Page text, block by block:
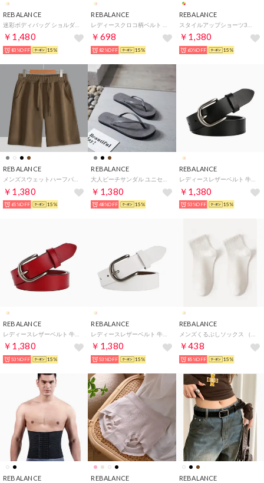
REBALANCE
￥1,480
83%OFF 15%
REBALANCE
￥698
82%OFF 15%
REBALANCE
￥1,380
60%OFF 15%
REBALANCE
￥1,380
65%OFF 15%
REBALANCE
￥1,380
48%OFF 15%
REBALANCE
レディースレザーベルト 牛革 （B）
￥1,380
53%OFF 15%
REBALANCE
￥1,380
53%OFF 15%
REBALANCE
￥1,380
53%OFF 15%
REBALANCE
￥438
85%OFF 15%
REBALANCE REBALANCE REBALANCE